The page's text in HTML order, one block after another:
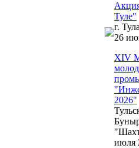
Туле"
г.
26
XIV
2026"
июля